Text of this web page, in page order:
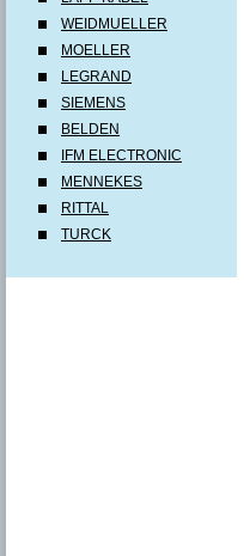
WEIDMUELLER
MOELLER
LEGRAND
SIEMENS
BELDEN
IFM ELECTRONIC
MENNEKES
RITTAL
TURCK